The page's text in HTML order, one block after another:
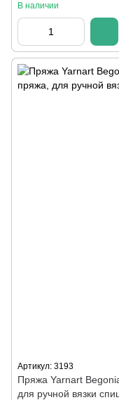
В наличии
Артикул: 3193
Пряжа Yarnart
для ручной вязки